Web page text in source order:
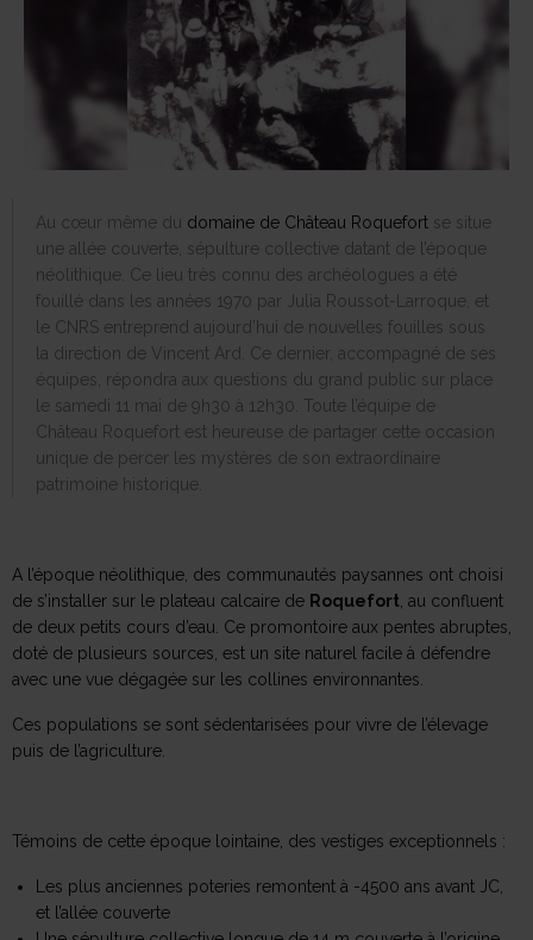
Au cœur même du domaine de Château Roquefort se situe
une allée couverte, sépulture collective datant de l’époque
néolithique. Ce lieu très connu des archéologues a été
fouillé dans les années 1970 par Julia Roussot-Larroque, et
le CNRS entreprend aujourd’hui de nouvelles fouilles sous
la direction de Vincent Ard. Ce dernier, accompagné de ses
équipes, répondra aux questions du grand public sur place
le samedi 11 mai de 9h30 à 12h30. Toute l’équipe de
Château Roquefort est heureuse de partager cette occasion
unique de percer les mystères de son extraordinaire
patrimoine historique.
A l’époque néolithique, des communautés paysannes ont choisi
de s’installer sur le plateau calcaire de Roquefort, au confluent
de deux petits cours d’eau. Ce promontoire aux pentes abruptes,
doté de plusieurs sources, est un site naturel facile à défendre
avec une vue dégagée sur les collines environnantes.
Ces populations se sont sédentarisées pour vivre de l’élevage
puis de l’agriculture.
Témoins de cette époque lointaine, des vestiges exceptionnels :
Les plus anciennes poteries remontent à -4500 ans avant JC,
et l’allée couverte